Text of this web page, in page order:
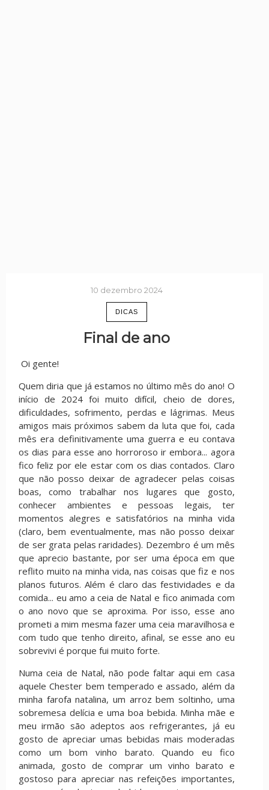
10 dezembro 2024
DICAS
Final de ano
Oi gente!
Quem diria que já estamos no último mês do ano! O
início de 2024 foi muito difícil, cheio de dores,
dificuldades, sofrimento, perdas e lágrimas. Meus
amigos mais próximos sabem da luta que foi, cada
mês era definitivamente uma guerra e eu contava
os dias para esse ano horroroso ir embora... agora
fico feliz por ele estar com os dias contados. Claro
que não posso deixar de agradecer pelas coisas
boas, como trabalhar nos lugares que gosto,
conhecer ambientes e pessoas legais, ter
momentos alegres e satisfatórios na minha vida
(claro, bem eventualmente, mas não posso deixar
de ser grata pelas raridades). Dezembro é um mês
que aprecio bastante, por ser uma época em que
reflito muito na minha vida, nas coisas que fiz e nos
planos futuros. Além é claro das festividades e da
comida... eu amo a ceia de Natal e fico animada com
o ano novo que se aproxima. Por isso, esse ano
prometi a mim mesma fazer uma ceia maravilhosa e
com tudo que tenho direito, afinal, se esse ano eu
sobrevivi é porque fui muito forte.
Numa ceia de Natal, não pode faltar aqui em casa
aquele Chester bem temperado e assado, além da
minha farofa natalina, um arroz bem soltinho, uma
sobremesa delícia e uma boa bebida. Minha mãe e
meu irmão são adeptos aos refrigerantes, já eu
gosto de apreciar umas bebidas mais moderadas
como um bom vinho barato. Quando eu fico
animada, gosto de comprar um vinho barato e
gostoso para apreciar nas refeições importantes,